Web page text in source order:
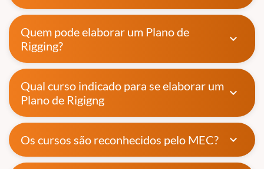
Confira algumas dúvidas mais comuns sobre a emissão e validade
do certificado:
Quem pode elaborar um Plano de
Rigging?
expand_more
Qual curso indicado para se elaborar um
Plano de Rigigng
expand_more
Os cursos são reconhecidos pelo MEC? expand_more